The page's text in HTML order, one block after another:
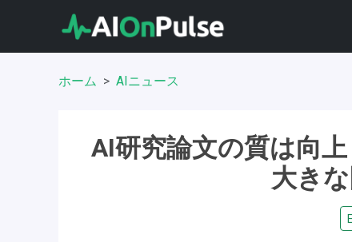
ホーム AIニュース
AI研究論文の質は向
大き